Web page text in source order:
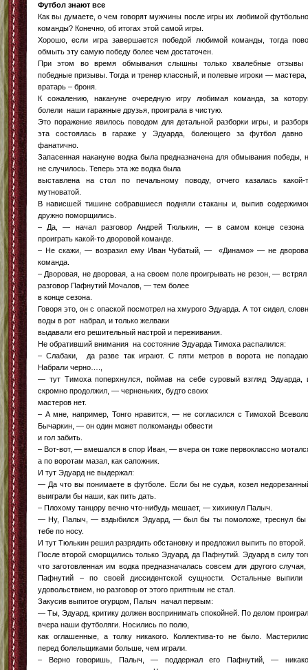
Футбол знают все
Как вы думаете, о чем говорят мужчины после игры их любимой
команды? Конечно, об итогах этой самой игры.
Хорошо, если игра завершается победой любимой команды, тогда
обмыть эту самую победу более чем достаточен.
При этом во время обмывания слышны только хвалебные отзывы
победные призывы. Тогда и тренер классный, и полевые игроки — мастера,
вратарь – броня.
К сожалению, накануне очередную игру любимая команда, за
болели наши гаражные друзья, проиграла в чистую.
Это поражение явилось поводом для детальной разборки игры, и
эта состоялась в гараже у Эдуарда, болеющего за футбол давно
фанатично.
Запасенная накануне водка была предназначена для обмывания победы,
не случилось. Теперь эта же водка была
выставлена на стол по печальному поводу, отчего казалась какой-
мутноватой.
В нависшей тишине собравшиеся подняли стаканы и, выпив
дружно поморщились.
– Да, — начал разговор Андрей Тюлькин, — в самом конце сезона
проиграть какой-то дворовой команде.
– Не скажи, — возразил ему Иван Чубатый, — «Динамо» — не
команда.
– Дворовая, не дворовая, а на своем поле проигрывать не резон, — встрял
разговор Пафнутий Мочалов, — тем более
в конце сезона.
Говоря это, он с опаской посмотрел на хмурого Эдуарда. А тот сидел,
воды в рот набрал, и только желваки
выдавали его решительный настрой и переживания.
Не обративший внимания на состояние Эдуарда Тимоха распалился:
– Слабаки, да разве так играют. С пяти метров в ворота не
Набрали черно….,
— тут Тимоха поперхнулся, поймав на себе суровый взгляд Эдуарда,
скромно продолжил, — черненьких, будто своих
мастеров нет.
– А мне, например, Тонго нравится, — не согласился с Тимохой
Бычаркин, — он один может полкоманды обвести
и гол забить.
– Вот-вот, — вмешался в спор Иван, — вчера он тоже первоклассно
а по воротам мазал, как сапожник.
И тут Эдуард не выдержал:
— Да что вы понимаете в футболе. Если бы не судья, козел
выиграли бы наши, как пить дать.
– Плохому танцору вечно что-нибудь мешает, — хихикнул Палыч.
— Ну, Палыч, — вздыбился Эдуард, — был бы ты помоложе, треснул бы
тебе по носу.
И тут Тюлькин решил разрядить обстановку и предложил выпить по второй.
После второй сморщились только Эдуард, да Пафнутий. Эдуард в силу
что заготовленная им водка предназначалась совсем для другого случая,
Пафнутий – по своей диссидентской сущности. Остальные выпили
удовольствием, но разговор от этого приятным не стал.
Закусив выпитое огурцом, Палыч начал первым:
— Ты, Эдуард, критику должен воспринимать спокойней. По делом
вчера наши футболяги. Носились по полю,
как оглашенные, а толку никакого. Коллектива-то не было.
перед болельщиками больше, чем играли.
– Верно говоришь, Палыч, — поддержал его Пафнутий, —